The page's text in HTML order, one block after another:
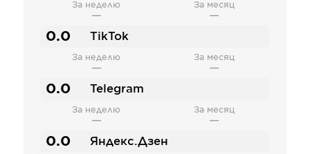
За неделю
—
За месяц
—
0.0 TikTok
За неделю
—
За месяц
—
0.0 Telegram
За неделю
—
За месяц
—
0.0 Яндекс.Дзен